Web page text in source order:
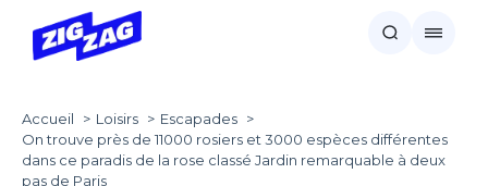
Accueil Loisirs
Escapades
On trouve près de 11000 rosiers et 3000 espèces différentes
dans ce paradis de la rose classé Jardin remarquable à deux
pas de Paris